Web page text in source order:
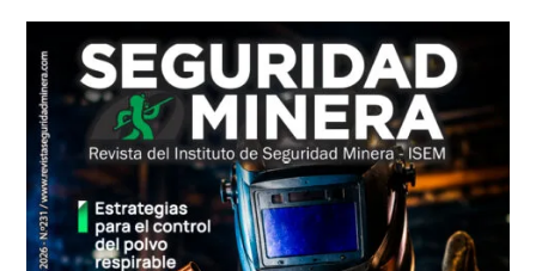
principal